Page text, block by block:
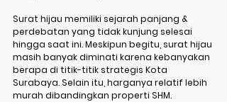
Surat hijau memiliki sejarah panjang &
perdebatan yang tidak kunjung selesai
hingga saat ini. Meskipun begitu, surat hijau
masih banyak diminati karena kebanyakan
berapa di titik-titik strategis Kota
Surabaya. Selain itu, harganya relatif lebih
murah dibandingkan properti SHM.